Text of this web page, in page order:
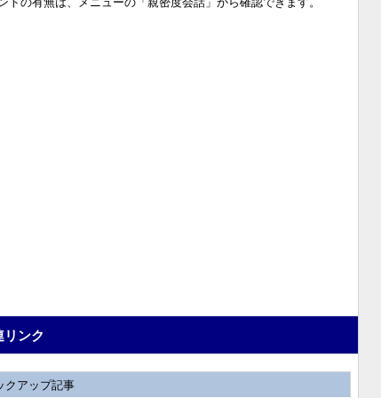
リンク
クアップ記事